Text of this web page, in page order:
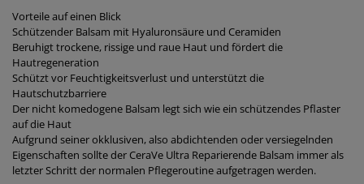
Vorteile auf einen Blick
Schützender Balsam mit Hyaluronsäure und Ceramiden
Beruhigt trockene, rissige und raue Haut und fördert die
Hautregeneration
Schützt vor Feuchtigkeitsverlust und unterstützt die
Hautschutzbarriere
Der nicht komedogene Balsam legt sich wie ein schützendes Pflaster
auf die Haut
Aufgrund seiner okklusiven, also abdichtenden oder versiegelnden
Eigenschaften sollte der CeraVe Ultra Reparierende Balsam immer als
letzter Schritt der normalen Pflegeroutine aufgetragen werden.